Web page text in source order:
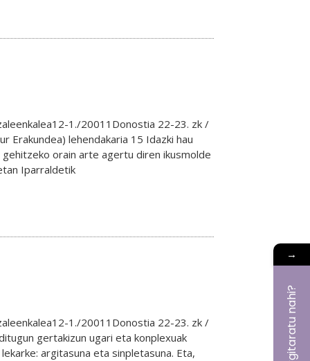
1./20011Donostia 22-23. zk /
Erakundea) lehendakaria 15 Idazki hau
orain arte agertu diren ikusmolde
Iparraldetik
1./20011Donostia 22-23. zk /
gertakizun ugari eta konplexuak
argitasuna eta sinpletasuna. Eta,
→